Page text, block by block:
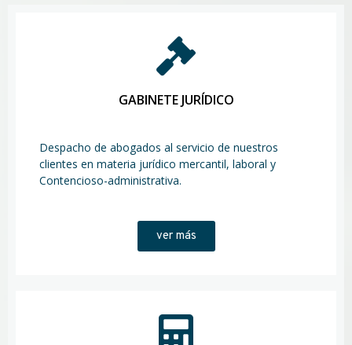
GABINETE JURÍDICO
Despacho de abogados al servicio de nuestros
clientes en materia jurídico mercantil, laboral y
Contencioso-administrativa.
ver más